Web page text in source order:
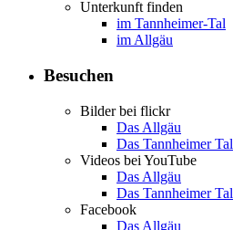
Unterkunft finden
im Tannheimer-Tal
im Allgäu
Besuchen
Bilder bei flickr
Das Allgäu
Das Tannheimer Tal
Videos bei YouTube
Das Allgäu
Das Tannheimer Tal
Facebook
Das Allgäu